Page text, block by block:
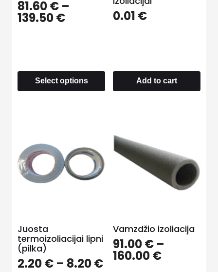
81.60€ –
139.50€
Select options
0.01 €
Add to cart
Juosta
termoizoliacijai lipni
(pilka)
2.20€ – 8.20€
Vamzdžio izoliacija
91.00€–
160.00€